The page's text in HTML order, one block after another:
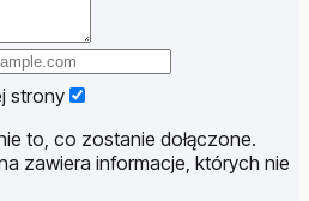
strony
to, co zostanie dołączone.
zawiera informacje, których nie